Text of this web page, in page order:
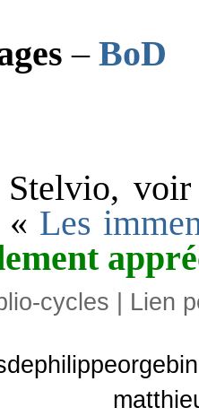
– BoD
« Les
cycles | Lien